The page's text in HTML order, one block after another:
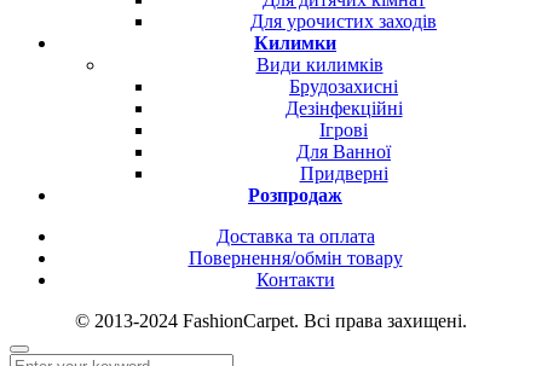
Для урочистих заходів
Килимки
Види килимків
Брудозахисні
Дезінфекційні
Ігрові
Для Ванної
Придверні
Розпродаж
Доставка та оплата
Повернення/обмін товару
Контакти
© 2013-2024 FashionCarpet. Всі права захищені.